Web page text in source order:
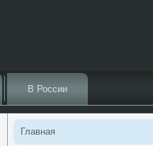
В России
Главная